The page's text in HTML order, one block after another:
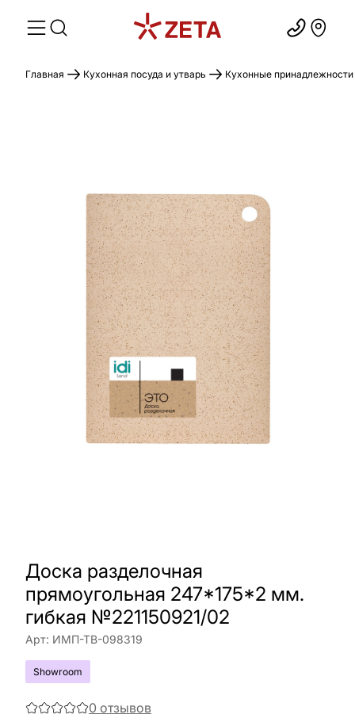
Главная Кухонная посуда и утварь Кухонные принадлежности
Доска разделочная
прямоугольная 247*175*2 мм.
гибкая №221150921/02
Арт: ИМП-ТВ-098319
Showroom
0 отзывов